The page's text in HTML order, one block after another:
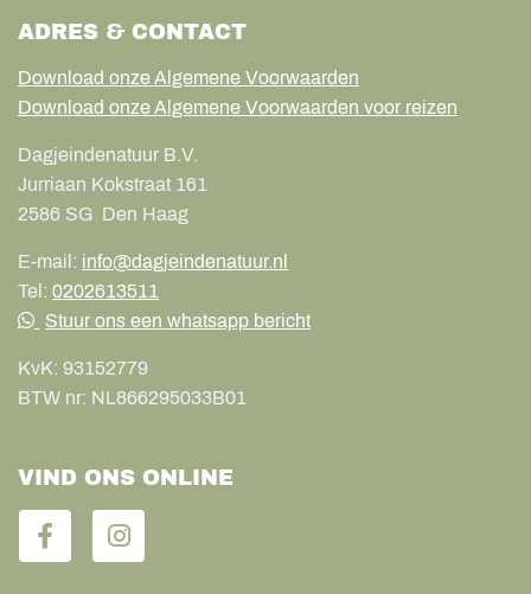
ADRES & CONTACT
Download onze Algemene Voorwaarden
Download onze Algemene Voorwaarden voor reizen
Dagjeindenatuur B.V.
Jurriaan Kokstraat 161
2586 SG Den Haag
E-mail: info@dagjeindenatuur.nl
Tel: 0202613511
Stuur ons een whatsapp bericht
KvK: 93152779
BTW nr: NL866295033B01
VIND ONS ONLINE